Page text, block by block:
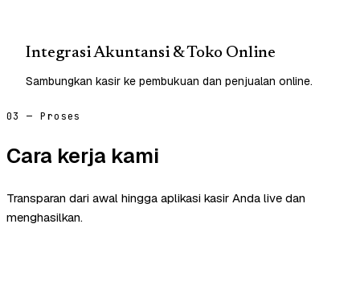
Integrasi Akuntansi & Toko Online
Sambungkan kasir ke pembukuan dan penjualan online.
03 — Proses
Cara kerja kami
Transparan dari awal hingga aplikasi kasir Anda live dan
menghasilkan.